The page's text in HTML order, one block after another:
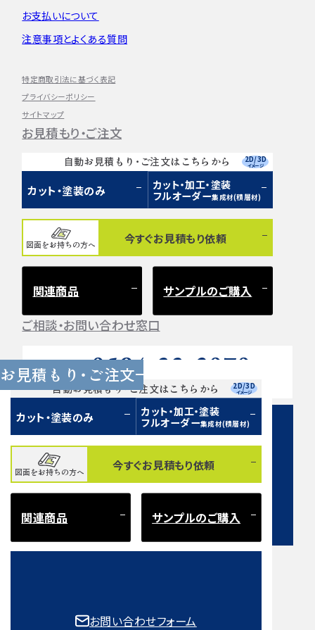
お見積もり・ご注文
自動お見積もり・ご注文はこちらから
カット・塗装のみ
カット・加工・塗装
フルオーダー集成材(積層材)
2D/3D
イメージ
図面をお持ちの方へ 今すぐお見積もり依頼
関連商品 サンプルのご購入
お問い合わせフォーム
お支払いについて
注意事項とよくある質問
特定商取引法に基づく表記
プライバシーポリシー
サイトマップ
お見積もり・ご注文
自動お見積もり・ご注文はこちらから
カット・塗装のみ
カット・加工・塗装
フルオーダー集成材(積層材)
2D/3D
イメージ
図面をお持ちの方へ 今すぐお見積もり依頼
関連商品 サンプルのご購入
ご相談・お問い合わせ窓口
Tel. 0584-33-2070
営業時間 9:00〜17:00（土日祝 定休）
お問い合わせフォーム